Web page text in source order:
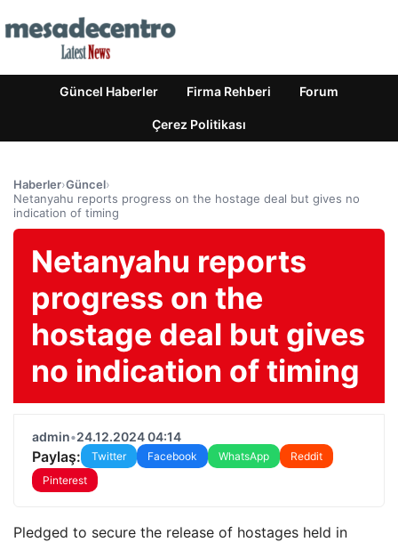
Güncel Haberler Firma Rehberi Forum
Çerez Politikası
Haberler›Güncel›
Netanyahu reports progress on the hostage deal but gives no
indication of timing
Netanyahu reports
progress on the
hostage deal but gives
no indication of timing
admin•24.12.2024 04:14
Paylaş: Twitter Facebook WhatsApp
Reddit
Pinterest
Pledged to secure the release of hostages held in